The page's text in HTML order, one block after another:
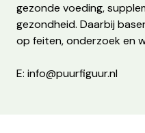
gezonde voeding,
gezondheid. Daarbij
op feiten, onderzoek en
E: info@puurfiguur.nl